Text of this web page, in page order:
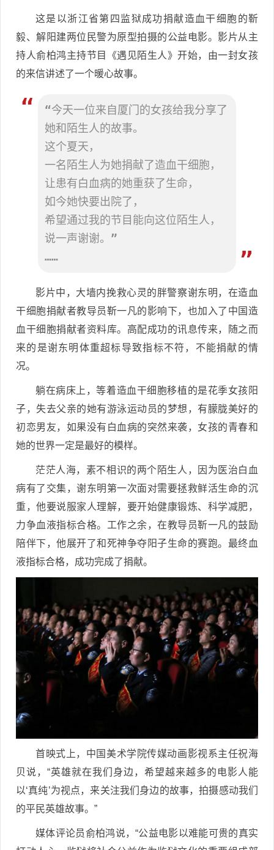
这是以浙江省第四监狱成功捐献造血干细胞的靳
毅、解阳建两位民警为原型拍摄的公益电影。影片从主
持人俞柏鸿主持节目《遇见陌生人》开始，由一封女孩
的来信讲述了一个暖心故事。
“今天一位来自厦门的女孩给我分享了
她和陌生人的故事。
这个夏天，
一名陌生人为她捐献了造血干细胞，
让患有白血病的她重获了生命，
如今她快要出院了，
希望通过我的节目能向这位陌生人，
说一声谢谢。”
……
影片中，大墙内挽救心灵的胖警察谢东明，在造血
干细胞捐献者教导员靳一凡的影响下，也加入了中国造
血干细胞捐献者资料库。高配成功的讯息传来，随之而
来的是谢东明体重超标导致指标不符，不能捐献的情
况。
躺在病床上，等着造血干细胞移植的是花季女孩阳
子，失去父亲的她有游泳运动员的梦想，有朦胧美好的
初恋男友，如果没有白血病的突然来袭，女孩的青春和
她的世界一定是最好的模样。
茫茫人海，素不相识的两个陌生人，因为医治白血
病有了交集，谢东明第一次面对需要拯救鲜活生命的沉
重，他要说服家人理解，要开始健康锻炼、科学减肥，
力争血液指标合格。工作之余，在教导员靳一凡的鼓励
陪伴下，他展开了和死神争夺阳子生命的赛跑。最终血
液指标合格，成功完成了捐献。
首映式上，中国美术学院传媒动画影视系主任祝海
贝说，“英雄就在我们身边，希望越来越多的电影人能
以‘真纯’为视点，来关注我们身边的故事，拍摄感动我们
的平民英雄故事。”
媒体评论员俞柏鸿说，“公益电影以难能可贵的真实